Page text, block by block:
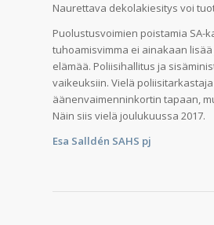
Naurettava dekolakiesitys voi
Puolustusvoimien poistamia
tuhoamisvimma ei ainakaan
elämää. Poliisihallitus ja
vaikeuksiin. Vielä
äänenvaimenninkortin tapaan,
Näin siis vielä joulukuussa 2017.
Esa Salldén SAHS pj